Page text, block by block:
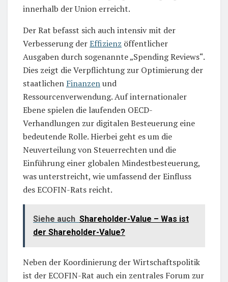
innerhalb der Union erreicht.
Der Rat befasst sich auch intensiv mit der
Verbesserung derEffizienz öffentlicher
Ausgaben durch sogenannte „Spending Reviews“.
Dies zeigt die Verpflichtung zur Optimierung der
staatlichen Finanzenund
Ressourcenverwendung. Auf internationaler
Ebene spielen die laufenden OECD-
Verhandlungen zur digitalen Besteuerung eine
bedeutende Rolle. Hierbei geht es um die
Neuverteilung von Steuerrechten und die
Einführung einer globalen Mindestbesteuerung,
was unterstreicht, wie umfassend der Einfluss
des ECOFIN-Rats reicht.
Siehe auch Shareholder-Value – Was ist
der Shareholder-Value?
Neben der Koordinierung der Wirtschaftspolitik
ist der ECOFIN-Rat auch ein zentrales Forum zur